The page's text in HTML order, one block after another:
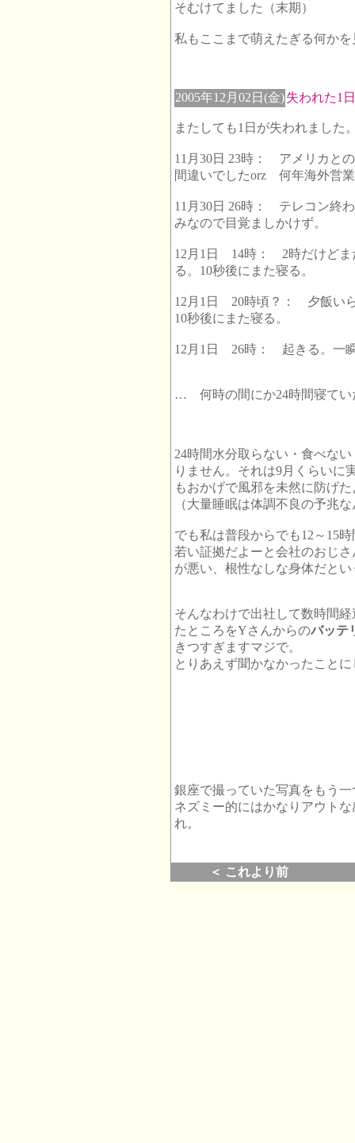
そむけてました（末期）
私もここまで萌えたぎる何か
2005年12月02日(金)失われた1
またしても1日が失われました
11月30日 23時： アメリカと
間違いでしたorz 何年海外営
11月30日 26時： テレコン終
みなので目覚ましかけず。
12月1日 14時： 2時だけどま
る。10秒後にまた寝る。
12月1日 20時頃？： 夕飯い
10秒後にまた寝る。
12月1日 26時： 起きる。一
… 何時の間にか24時間寝てい
24時間水分取らない・食べな
りません。それは9月くらい
もおかげで風邪を未然に防げ
（大量睡眠は体調不良の予兆
でも私は普段からでも12～15
若い証拠だよーと会社のおじ
が悪い、根性なしな身体だと
そんなわけで出社して数時間
たところをYさんからのバッテ
きつすぎますマジで。
とりあえず聞かなかったこと
銀座で撮っていた写真をもう
ネズミー的にはかなりアウト
れ。
＜ これより前